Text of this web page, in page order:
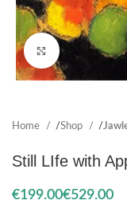
Click to enlarge
Home Shop
Still LIfe with
€ €